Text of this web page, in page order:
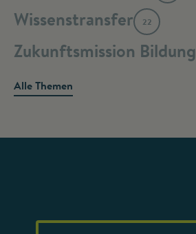
Wissenstransfer 22
Zukunftsmission Bildung
Alle Themen